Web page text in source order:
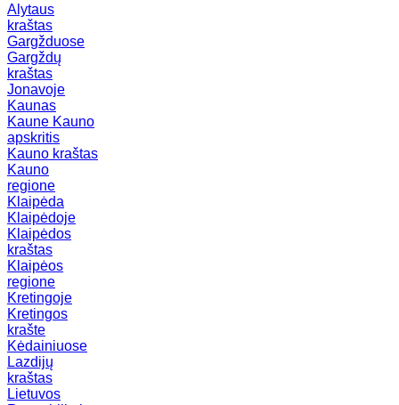
Alytaus
kraštas
Gargžduose
Gargždų
kraštas
Jonavoje
Kaunas
Kaune Kauno
apskritis
Kauno kraštas
Kauno
regione
Klaipėda
Klaipėdoje
Klaipėdos
kraštas
Klaipėos
regione
Kretingoje
Kretingos
krašte
Kėdainiuose
Lazdijų
kraštas
Lietuvos